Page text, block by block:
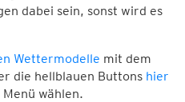
dabei sein, sonst wird es
Wettermodelle mit dem
die hellblauen Buttons hier
wählen.